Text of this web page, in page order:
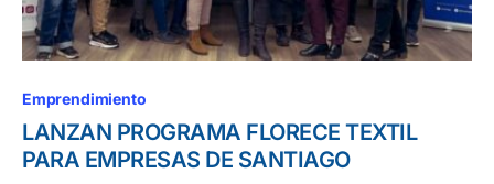
Emprendimiento
LANZAN PROGRAMA FLORECE TEXTIL
PARA EMPRESAS DE SANTIAGO